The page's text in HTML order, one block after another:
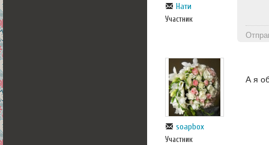
Нати
Участник
soapbox
Участник
А я